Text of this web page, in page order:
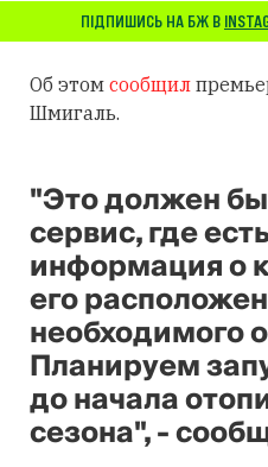
ПІДПИШИСЬ НА БЖ В
Об этом сообщил
Шмигаль.
"Это должен
сервис, где
информация о
его
необходимого
Планируем
до начала
сезона", -